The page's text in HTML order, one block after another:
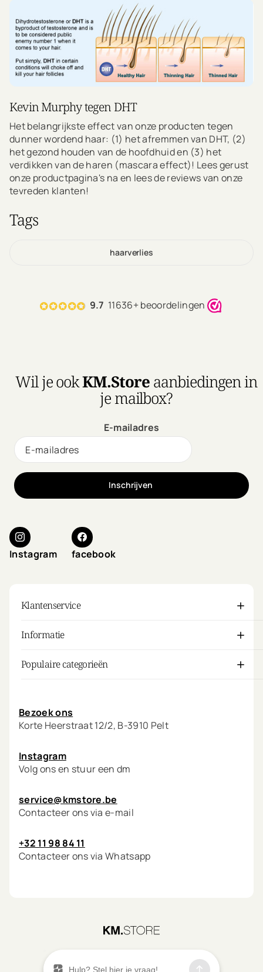
Kevin Murphy tegen DHT
Het belangrijkste effect van onze producten tegen
dunner wordend haar: (1) het afremmen van DHT, (2)
het gezond houden van de hoofdhuid en (3) het
verdikken van de haren (mascara effect)! Lees gerust
onze productpagina's na en lees de reviews van onze
tevreden klanten!
Tags
haarverlies
9.7 11636+ beoordelingen
Wil je ookKM.Storeaanbiedingen in
je mailbox?
E-mailadres
Inschrijven
Instagram facebook
Klantenservice
Informatie
Populaire categorieën
Bezoek ons
Korte Heerstraat 12/2, B-3910 Pelt
Instagram
Volg ons en stuur een dm
service@kmstore.be
Contacteer ons via e-mail
+32 11 98 84 11
Contacteer ons via Whatsapp